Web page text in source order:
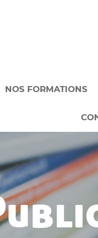
NOS FORMATIONS